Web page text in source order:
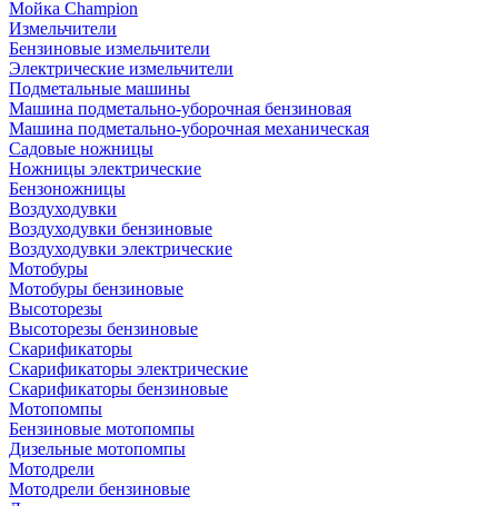
Мойка Champion
Измельчители
Бензиновые измельчители
Электрические измельчители
Подметальные машины
Машина подметально-уборочная бензиновая
Машина подметально-уборочная механическая
Садовые ножницы
Ножницы электрические
Бензоножницы
Воздуходувки
Воздуходувки бензиновые
Воздуходувки электрические
Мотобуры
Мотобуры бензиновые
Высоторезы
Высоторезы бензиновые
Скарификаторы
Скарификаторы электрические
Скарификаторы бензиновые
Мотопомпы
Бензиновые мотопомпы
Дизельные мотопомпы
Мотодрели
Мотодрели бензиновые